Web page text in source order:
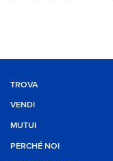
TROVA
VENDI
MUTUI
PERCHÉ NOI